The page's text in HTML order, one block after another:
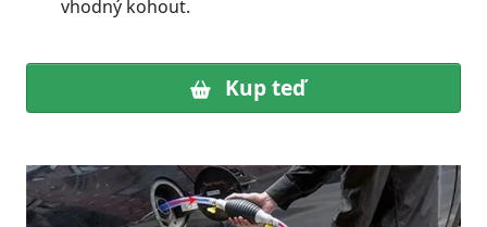
vhodný kohout.
Kup teď